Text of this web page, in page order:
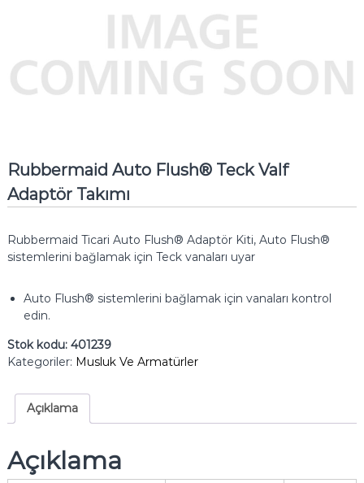
Rubbermaid Auto Flush® Teck Valf
Adaptör Takımı
Rubbermaid Ticari Auto Flush® Adaptör Kiti, Auto Flush®
sistemlerini bağlamak için Teck vanaları uyar
Auto Flush® sistemlerini bağlamak için vanaları kontrol
edin.
Stok kodu: 401239
Kategoriler: Musluk Ve Armatürler
Açıklama
Açıklama